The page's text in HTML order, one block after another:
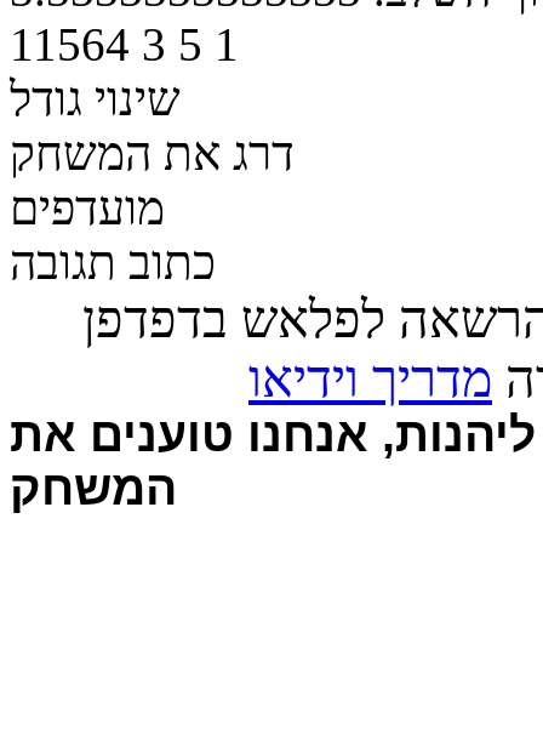
11564 3 5 1
שינוי גודל
דרג את המשחק
מועדפים
כתוב תגובה
לפלאש בדפדפן
מדריך וידיאו
אנחנו טוענים את
המשחק